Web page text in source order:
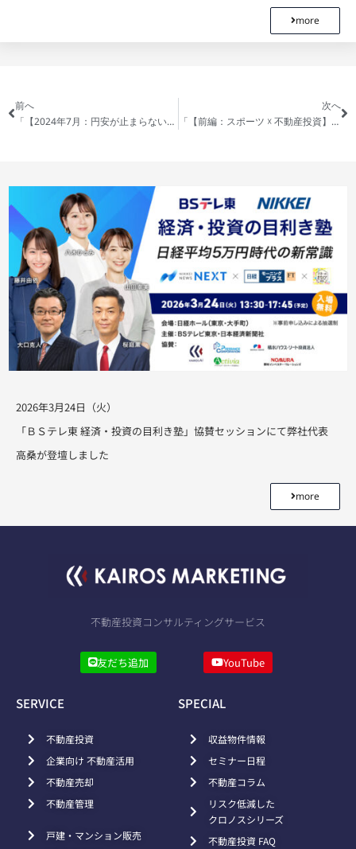
more
前へ
「【2024年7月：円安が止まらない】海外投資家から見た日本の不動産市場の評価」を公開しました
次へ
「【前編：スポーツ ☓ 不動産投資】元プロ野球選手 桧山進次郎氏と対談！スポーツと不動産投資の4つの共通点」を公開しました
2026年3月24日（火）
「ＢＳテレ東 経済・投資の目利き塾」協賛セッションにて弊社代表
高桑が登壇しました
more
不動産投資コンサルティングサービス
友だち追加 YouTube
SERVICE
不動産投資
企業向け 不動産活用
不動産売却
不動産管理
戸建・マンション販売
SPECIAL
収益物件情報
セミナー日程
不動産コラム
リスク低減した
クロノスシリーズ
不動産投資 FAQ